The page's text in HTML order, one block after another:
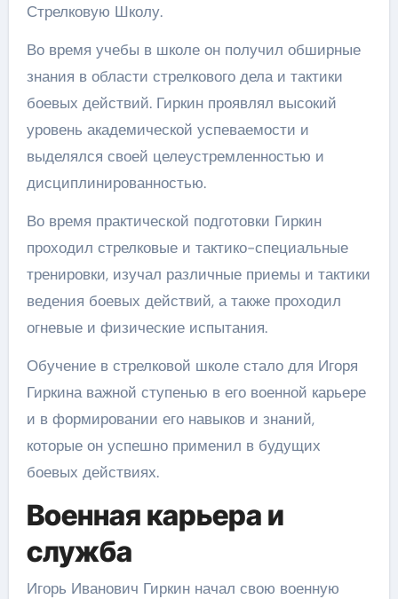
Стрелковую Школу.
Во время учебы в школе он получил обширные
знания в области стрелкового дела и тактики
боевых действий. Гиркин проявлял высокий
уровень академической успеваемости и
выделялся своей целеустремленностью и
дисциплинированностью.
Во время практической подготовки Гиркин
проходил стрелковые и тактико-специальные
тренировки, изучал различные приемы и тактики
ведения боевых действий, а также проходил
огневые и физические испытания.
Обучение в стрелковой школе стало для Игоря
Гиркина важной ступенью в его военной карьере
и в формировании его навыков и знаний,
которые он успешно применил в будущих
боевых действиях.
Военная карьера и
служба
Игорь Иванович Гиркин начал свою военную